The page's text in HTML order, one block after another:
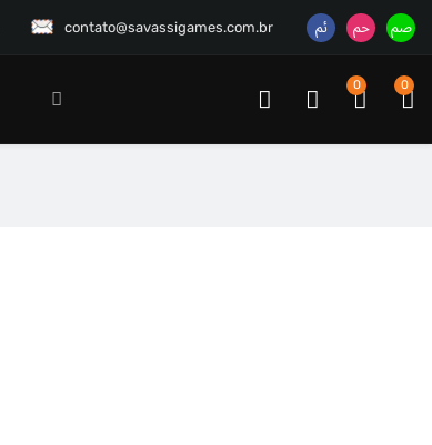
contato@savassigames.com.br
0
0